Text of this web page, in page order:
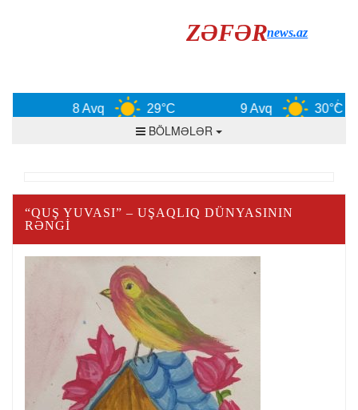
ZƏFƏRnews.az
8 Avq 29°C 9 Avq 30°C
BÖLMƏLƏR
“QUŞ YUVASI” – UŞAQLIQ DÜNYASININ
RƏNGI